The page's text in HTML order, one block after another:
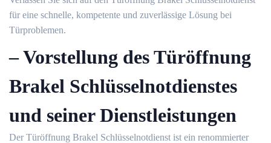
für eine schnelle, kompetente und zuverlässige Lösung bei
Türproblemen.​
– Vorstellung des Türöffnung
Brakel Schlüsselnotdienstes
und seiner Dienstleistungen
Der Türöffnung Brakel Schlüsselnotdienst ist ein renommierter